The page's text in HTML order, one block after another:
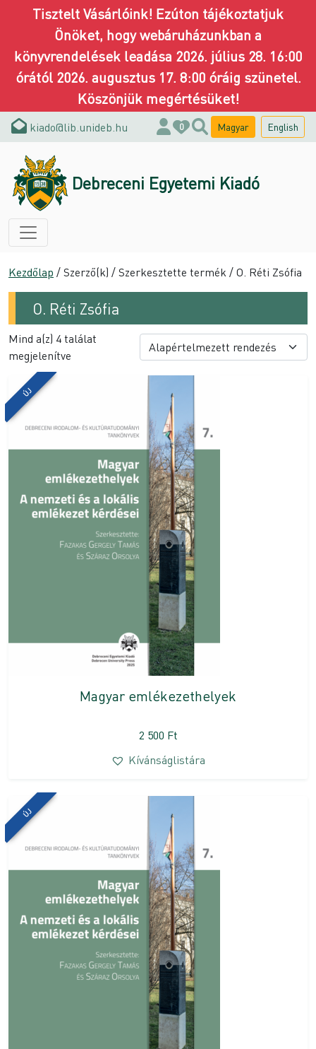
Tisztelt Vásárlóink! Ezúton tájékoztatjuk
Önöket, hogy webáruházunkban a
könyvrendelések leadása 2026. július 28. 16:00
órától 2026. augusztus 17. 8:00 óráig szünetel.
Köszönjük megértésüket!
kiado@lib.unideb.hu 0 Magyar English
Debreceni Egyetemi Kiadó
Kezdőlap / Szerző(k) / Szerkesztette termék / O. Réti Zsófia
O. Réti Zsófia
Mind a(z) 4 találat
megjelenítve
ÚJ
Magyar emlékezethelyek
2 500 Ft
Kívánságlistára
ÚJ